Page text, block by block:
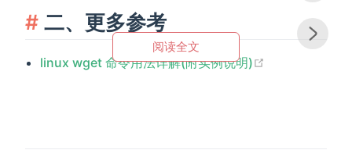
二、更多参考
linux wget 命令用法详解(附实例说明)
阅读全文